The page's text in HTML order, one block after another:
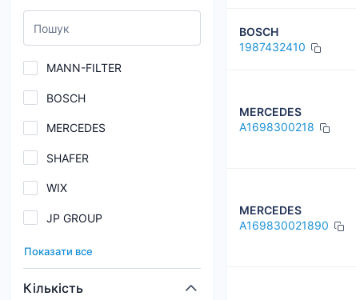
MANN-FILTER
BOSCH
MERCEDES
SHAFER
WIX
JP GROUP
MEAT & DORIA
Показати все
Кількість
BOSCH
1987432410
MERCEDES
A1698300218
MERCEDES
A169830021890